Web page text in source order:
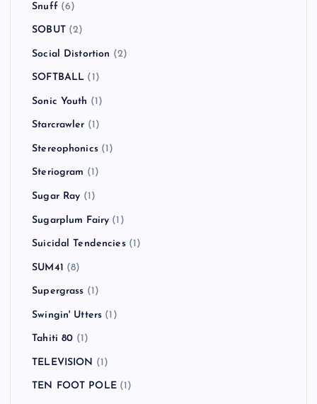
Snuff (6)
SOBUT(2)
Social Distortion (2)
SOFTBALL (1)
Sonic Youth (1)
Starcrawler (1)
Stereophonics(1)
Steriogram (1)
Sugar Ray (1)
Sugarplum Fairy (1)
Suicidal Tendencies(1)
SUM41 (8)
Supergrass (1)
Swingin' Utters (1)
Tahiti 80 (1)
TELEVISION (1)
TEN FOOT POLE(1)